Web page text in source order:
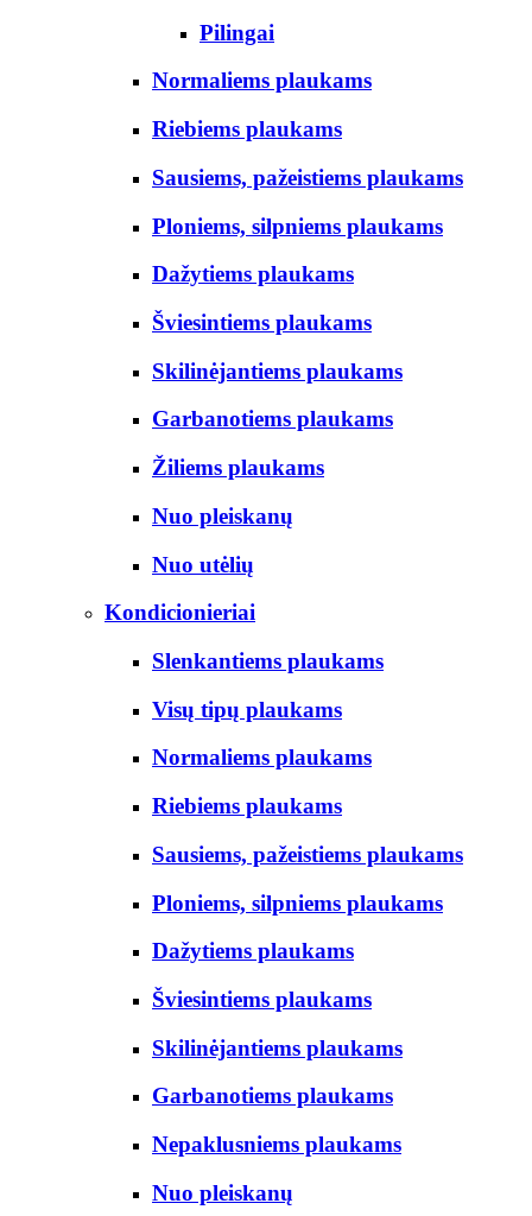
Pilingai
Normaliems plaukams
Riebiems plaukams
Sausiems, pažeistiems plaukams
Ploniems, silpniems plaukams
Dažytiems plaukams
Šviesintiems plaukams
Skilinėjantiems plaukams
Garbanotiems plaukams
Žiliems plaukams
Nuo pleiskanų
Nuo utėlių
Kondicionieriai
Slenkantiems plaukams
Visų tipų plaukams
Normaliems plaukams
Riebiems plaukams
Sausiems, pažeistiems plaukams
Ploniems, silpniems plaukams
Dažytiems plaukams
Šviesintiems plaukams
Skilinėjantiems plaukams
Garbanotiems plaukams
Nepaklusniems plaukams
Nuo pleiskanų